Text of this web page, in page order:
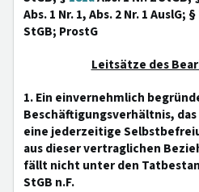
Abs. 1 Nr. 1, Abs. 2 Nr. 1 AuslG; §
StGB; ProstG
Leitsätze des
1. Ein einvernehmlich
Beschäftigungsverhältnis,
eine jederzeitige
aus dieser vertraglichen
fällt nicht unter den
StGB n.F.